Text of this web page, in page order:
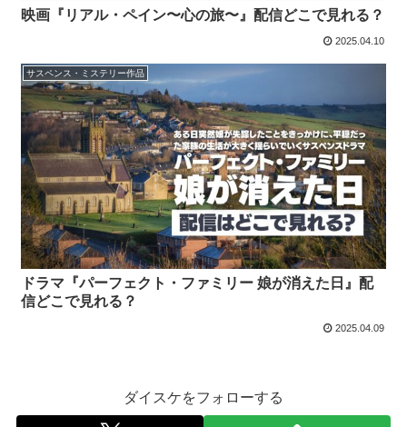
映画『リアル・ペイン〜心の旅〜』配信どこで見れる？
2025.04.10
サスペンス・ミステリー作品
ドラマ『パーフェクト・ファミリー 娘が消えた日』配
信どこで見れる？
2025.04.09
ダイスケをフォローする